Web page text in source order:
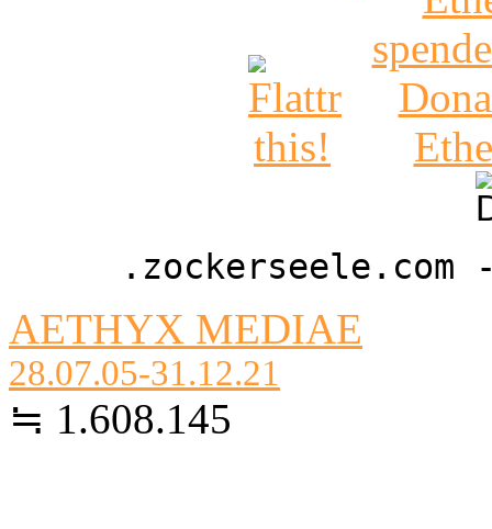
AETHYX MEDIAE
28.07.05-31.12.21
≒ 1.608.145